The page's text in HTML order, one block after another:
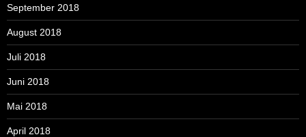
September 2018
August 2018
Juli 2018
Juni 2018
Mai 2018
April 2018